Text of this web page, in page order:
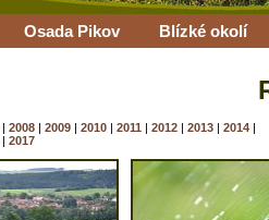
Osada Pikov Blízké okolí
| 2008 | 2009 | 2010 | 2011 | 2012 | 2013 | 2014 |
| 2017